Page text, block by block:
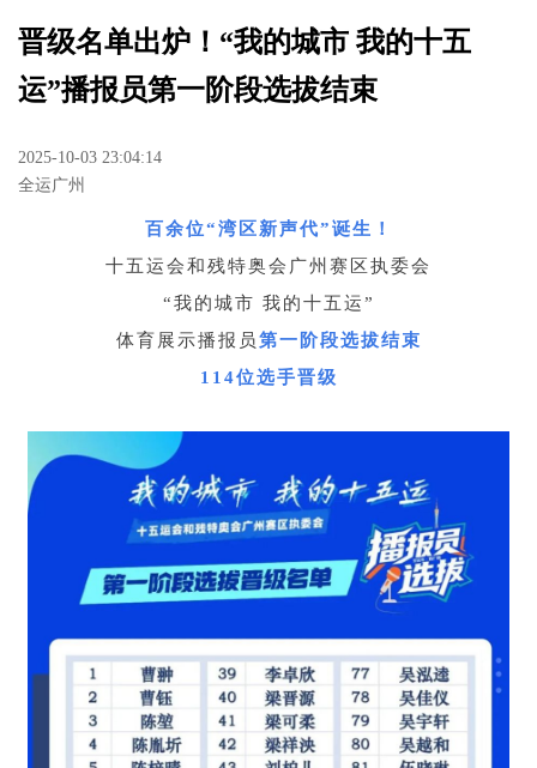
晋级名单出炉！“我的城市 我的十五
运”播报员第一阶段选拔结束
2025-10-03 23:04:14
全运广州
百余位“湾区新声代”诞生！
十五运会和残特奥会广州赛区执委会
“我的城市 我的十五运”
体育展示播报员第一阶段选拔结束
114位选手晋级